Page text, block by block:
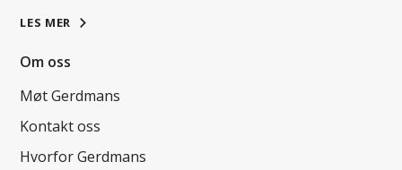
LES MER
Om oss
Møt Gerdmans
Kontakt oss
Hvorfor Gerdmans